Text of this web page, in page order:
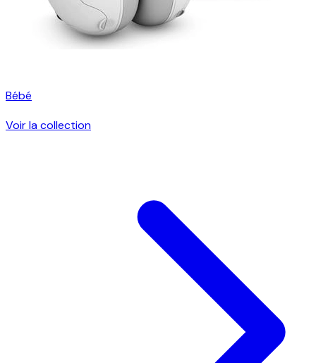
Bébé
Voir la collection